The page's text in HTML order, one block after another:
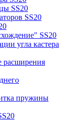
SS20
SS20
SS20
угла кастера
расширения
пружины